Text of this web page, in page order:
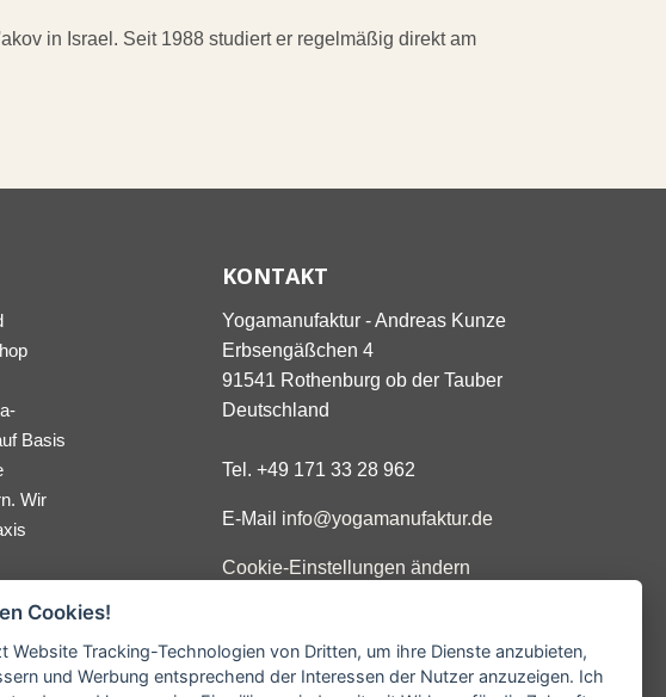
in Israel. Seit 1988 studiert er regelmäßig direkt am
Basis
Wir
Ort
KONTAKT
Yogamanufaktur - Andreas Kunze
Erbsengäßchen 4
91541 Rothenburg ob der Tauber
Deutschland
Tel. +49 171 33 28 962
E-Mail info@yogamanufaktur.de
Cookie-Einstellungen ändern
Cookies!
Website Tracking-Technologien von Dritten, um ihre Dienste anzubieten,
und Werbung entsprechend der Interessen der Nutzer anzuzeigen. Ich